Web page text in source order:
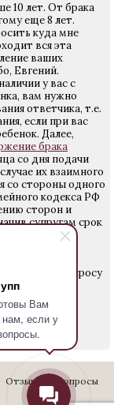
Вам
если у
10 лет. От брака
еще 8 лет.
куда мне
вся эта
ваших
Евгений.
у вас с
вам нужно
ответчика, т.е.
если при вас
Далее,
брака
со дня подачи
их взаимного
со стороны одного
кодекса РФ
сторон и
супругам срок
наших
рублей.
данному вопросу
на
Отзывы
Вопросы